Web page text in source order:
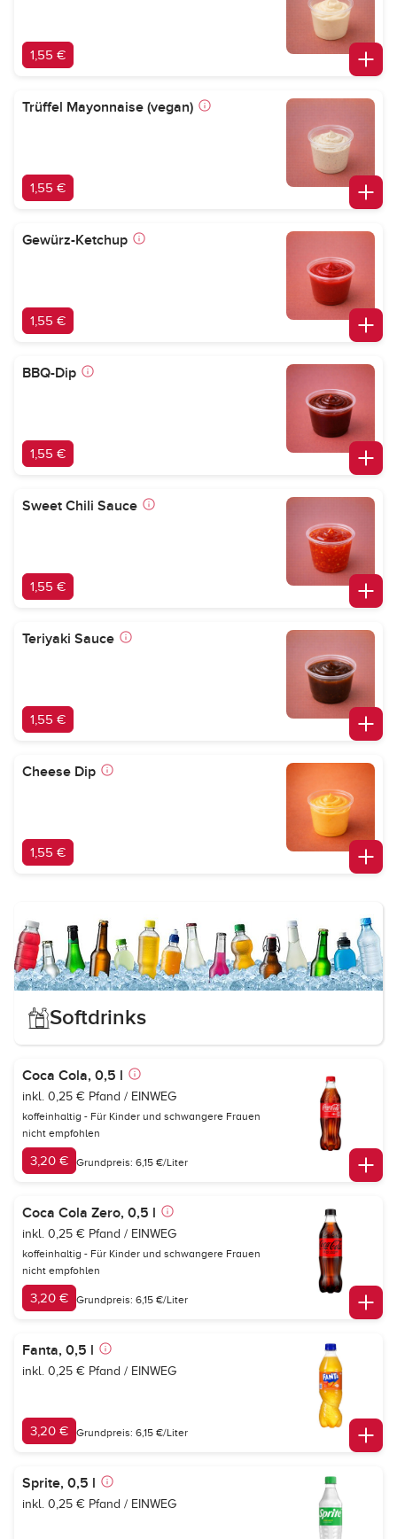
1,55 €
Trüffel Mayonnaise (vegan)
1,55 €
Gewürz-Ketchup
1,55 €
BBQ-Dip
1,55 €
Sweet Chili Sauce
1,55 €
Teriyaki Sauce
1,55 €
Cheese Dip
1,55 €
Softdrinks
Coca Cola, 0,5 l
inkl. 0,25 € Pfand / EINWEG
koffeinhaltig - Für Kinder und schwangere Frauen
nicht empfohlen
3,20 € Grundpreis: 6,15 €/Liter
Coca Cola Zero, 0,5 l
inkl. 0,25 € Pfand / EINWEG
koffeinhaltig - Für Kinder und schwangere Frauen
nicht empfohlen
3,20 € Grundpreis: 6,15 €/Liter
Fanta, 0,5 l
inkl. 0,25 € Pfand / EINWEG
3,20 € Grundpreis: 6,15 €/Liter
Sprite, 0,5 l
inkl. 0,25 € Pfand / EINWEG